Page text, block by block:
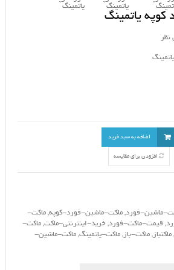
کوپه یاتمینگ
اضافه به سبد خرید
افزودن برای مقایسه
ماشین-فورد, ماکت-ماشین-فورد-کوپه, ماکت-
, قیمت-ماکت-فورد, خرید-اینترنتی-ماکت, ماکت-
, ماکتباز , ماکت-باز , ماکت-یاتمینگ, ماکت-ماشین-